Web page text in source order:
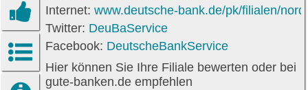
Internet: www.deutsche-bank.de/pk/filialen/
Twitter: DeuBaService
Facebook: DeutscheBankService
Hier können Sie Ihre Filiale bewerten oder bei
gute-banken.de empfehlen